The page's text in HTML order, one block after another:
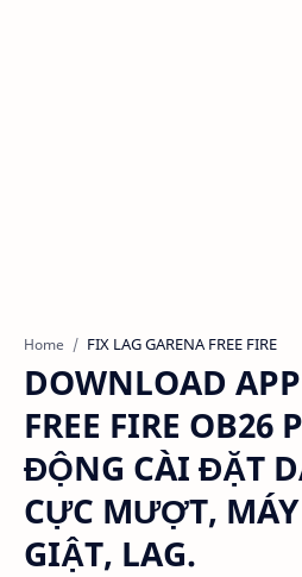
Home FIX LAG GARENA FREE FIRE
DOWNLOAD
FREE FIRE OB26
ĐỘNG CÀI ĐẶT
CỰC MƯỢT,
GIẬT, LAG.